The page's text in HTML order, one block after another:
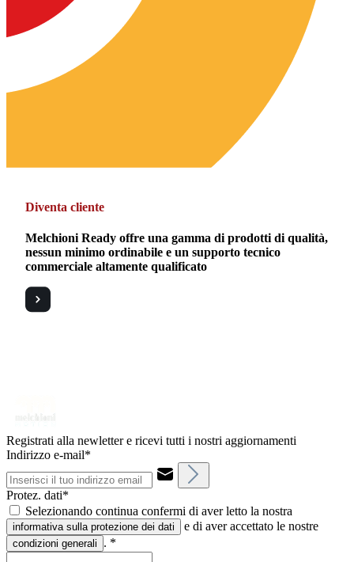
Diventa cliente
Melchioni Ready offre una gamma di prodotti di qualità,
nessun minimo ordinabile e un supporto tecnico
commerciale altamente qualificato
Registrati alla newletter e ricevi tutti i nostri aggiornamenti
Indirizzo e-mail*
Protez. dati*
Selezionando continua confermi di aver letto la nostra
informativa sulla protezione dei dati e di aver accettato le nostre
condizioni generali . *